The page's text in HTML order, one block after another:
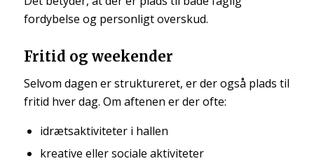
fordybelse og personligt overskud.
Fritid og weekender
Selvom dagen er struktureret, er der også plads til
fritid hver dag. Om aftenen er der ofte:
idrætsaktiviteter i hallen
kreative eller sociale aktiviteter